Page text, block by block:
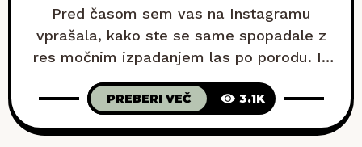
Pred časom sem vas na Instagramu
vprašala, kako ste se same spopadale z
res močnim izpadanjem las po porodu. In
ja – odgovorov je bilo ogromno. Tole so
najpogostejši nasveti, za katere 100 %
trdite, da pomagajo. Ker svojih kodrastih
PREBERI VEČ 3.1K